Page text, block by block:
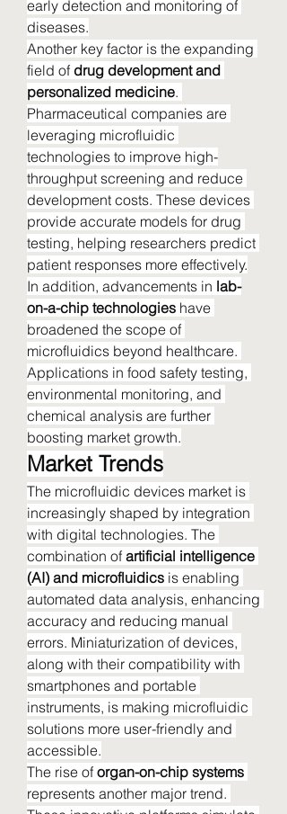
early detection and monitoring of
diseases.
Another key factor is the expanding
field of drug development and
personalized medicine.
Pharmaceutical companies are
leveraging microfluidic
technologies to improve high-
throughput screening and reduce
development costs. These devices
provide accurate models for drug
testing, helping researchers predict
patient responses more effectively.
In addition, advancements in lab-
on-a-chip technologies have
broadened the scope of
microfluidics beyond healthcare.
Applications in food safety testing,
environmental monitoring, and
chemical analysis are further
boosting market growth.
Market Trends
The microfluidic devices market is
increasingly shaped by integration
with digital technologies. The
combination of artificial intelligence
(AI) and microfluidics is enabling
automated data analysis, enhancing
accuracy and reducing manual
errors. Miniaturization of devices,
along with their compatibility with
smartphones and portable
instruments, is making microfluidic
solutions more user-friendly and
accessible.
The rise of organ-on-chip systems
represents another major trend.